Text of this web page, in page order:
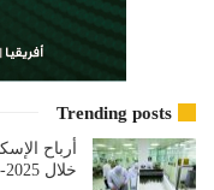
Trending posts
خلال 2025-2026